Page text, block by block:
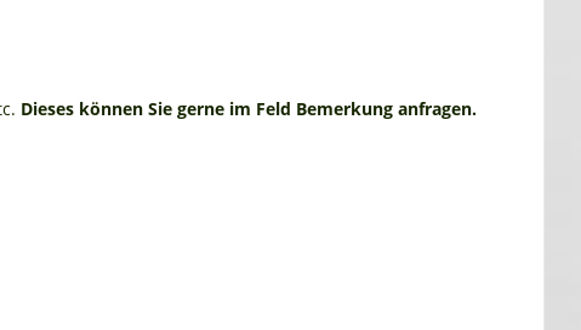
Dieses können Sie gerne im Feld Bemerkung anfragen.